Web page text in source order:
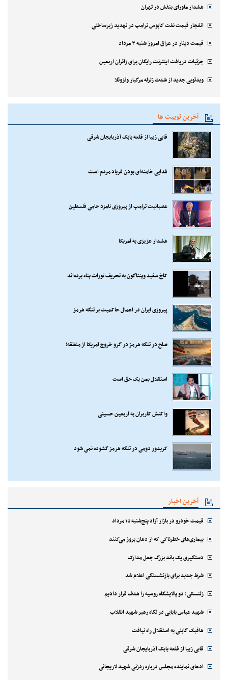
هشدار ماورای بنفش در تهران
انفجار قیمت نفت کابوس ترامپ در تهدید زیرساختی
قیمت دینار در عراق امروز شنبه ۳ مرداد
جزئیات دریافت اینترنت رایگان برای زائران اربعین
ویدئویی جدید از شدت زلزله مرگبار ونزوئلا
آخرین توییت ها
قابی زیبا از قلعه بابک آذربایجان شرقی
فدایی خامنه‌ای بودن فریاد مردم است
عصبانیت ترامپ از پیروزی نامزد حامی فلسطین
هشدار عزیزی به آمریکا
کاخ سفید وپنتاگون به تحریف تورات پناه برده‌اند
پیروزی ایران در اعمال حاکمیت بر تنگه هرمز
صلح در تنگه هرمز در گرو خروج آمریکا از منطقه!
استقلال یمن یک حق است
واکنش کاربران به اربعین حسینی
کریدور دومی در تنگه هرمز گشوده نمی شود
آخرین اخبار
قیمت خودرو در بازار آزاد پنج‌شنبه ۱۵ مرداد
بیماری‌های خطرناکی که از دهان بروز می‌کنند
دستگیری یک باند بزرگ جعل مدارک
شرط جدید برای بازنشستگی اعلام شد
زلنسکی: دو پالایشگاه روسیه را هدف قرار دادیم
شهید عباس بابایی در نگاه رهبر شهید انقلاب
هافبک گابنی به استقلال راه نیافت
قابی زیبا از قلعه بابک آذربایجان شرقی
ادعای نماینده مجلس درباره ردزنی شهید لاریجانی